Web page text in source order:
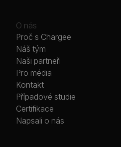
O nás
Proč s Chargee
Náš tým
Naši partneři
Pro média
Kontakt
Případové studie
Certifikace
Napsali o nás